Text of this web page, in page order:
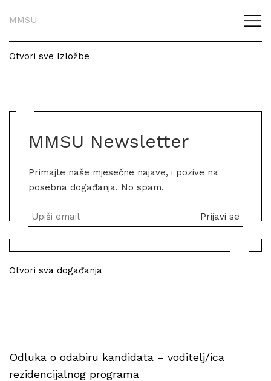
MMSU
Otvori sve Izložbe
MMSU Newsletter
Primajte naše mjesečne najave, i pozive na
posebna događanja. No spam.
Otvori sva događanja
Odluka o odabiru kandidata – voditelj/ica
rezidencijalnog programa